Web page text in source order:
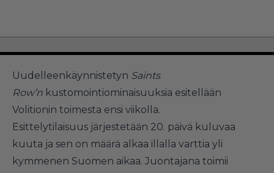
Uudelleenkäynnistetyn Saints
Row’n kustomointiominaisuuksia esitellään
Volitionin toimesta ensi viikolla.
Esittelytilaisuus järjestetään 20. päivä kuluvaa
kuuta ja sen on määrä alkaa illalla varttia yli
kymmenen Suomen aikaa. Juontajana toimii